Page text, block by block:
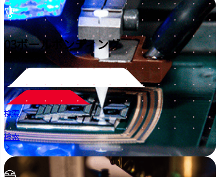
03ボールボンディング
検索
検索